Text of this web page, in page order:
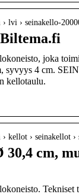
lvi › seinakello-
joka
syvyys 4 cm.
kellotaulu.
kellot › seinakellot ›
30,4 cm,